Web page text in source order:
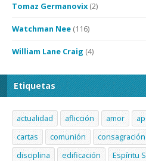
Tomaz Germanovix (2)
Watchman Nee (116)
William Lane Craig (4)
Etiquetas
actualidad aflicción amor
cartas
comunión consagración
disciplina
edificación Espíritu